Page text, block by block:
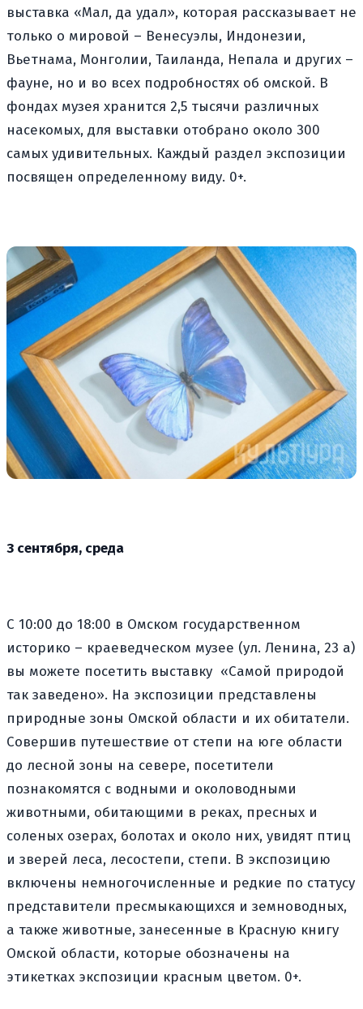
выставка «Мал, да удал», которая рассказывает не
только о мировой – Венесуэлы, Индонезии,
Вьетнама, Монголии, Таиланда, Непала и других –
фауне, но и во всех подробностях об омской. В
фондах музея хранится 2,5 тысячи различных
насекомых, для выставки отобрано около 300
самых удивительных. Каждый раздел экспозиции
посвящен определенному виду. 0+.
3 сентября, среда
С 10:00 до 18:00 в Омском государственном
историко – краеведческом музее (ул. Ленина, 23 а)
вы можете посетить выставку «Самой природой
так заведено». На экспозиции представлены
природные зоны Омской области и их обитатели.
Совершив путешествие от степи на юге области
до лесной зоны на севере, посетители
познакомятся с водными и околоводными
животными, обитающими в реках, пресных и
соленых озерах, болотах и около них, увидят птиц
и зверей леса, лесостепи, степи. В экспозицию
включены немногочисленные и редкие по статусу
представители пресмыкающихся и земноводных,
а также животные, занесенные в Красную книгу
Омской области, которые обозначены на
этикетках экспозиции красным цветом. 0+.